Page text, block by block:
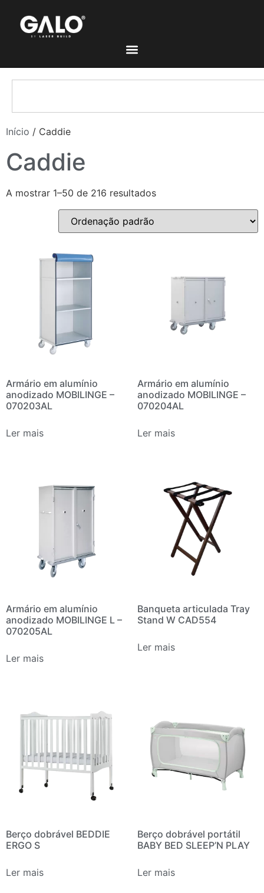
Início / Caddie
Caddie
A mostrar 1–50 de 216 resultados
Armário em alumínio
anodizado MOBILINGE –
070203AL
Ler mais
Armário em alumínio
anodizado MOBILINGE –
070204AL
Ler mais
Armário em alumínio
anodizado MOBILINGE L –
070205AL
Ler mais
Banqueta articulada Tray
Stand W CAD554
Ler mais
Berço dobrável BEDDIE
ERGO S
Ler mais
Berço dobrável portátil
BABY BED SLEEP’N PLAY
Ler mais